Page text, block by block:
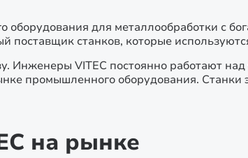
для металлообработки с
станков, которые
Инженеры VITEC постоянно работают
промышленного оборудования. Станки
на рынке